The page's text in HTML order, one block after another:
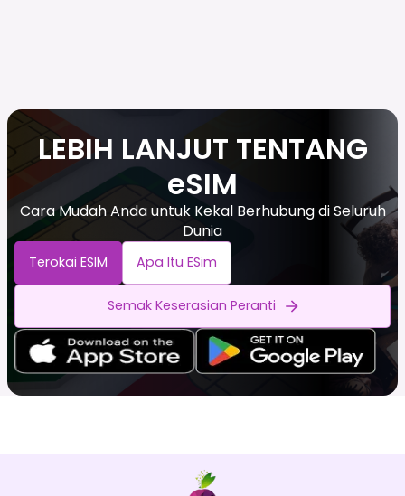
LEBIH LANJUT TENTANG
eSIM
Cara Mudah Anda untuk Kekal Berhubung di Seluruh
Dunia
Terokai ESIM Apa Itu ESim
Semak Keserasian Peranti